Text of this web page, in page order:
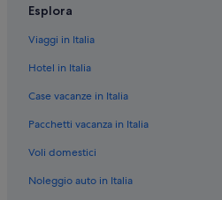
Alghero: Resort con appartamenti
Alghero: Inn
Alghero: B&B
Esplora
Viaggi in Italia
Hotel in Italia
Case vacanze in Italia
Pacchetti vacanza in Italia
Voli domestici
Noleggio auto in Italia